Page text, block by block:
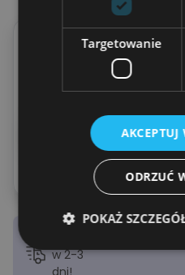
Wpisz imię psa
Maksymalnie15Liter)
Podglądnij
w 2-3
dni!
Targetowanie
AKCEPTUJ
ODRZUĆ
POKAŻ